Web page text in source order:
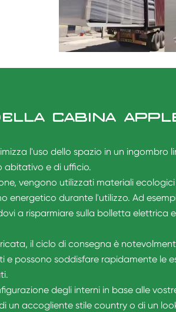
CABINA
l'uso dello spazio in un ingombro
abitativo e di ufficio.
vengono utilizzati materiali
energetico durante l'utilizzo. Ad
a risparmiare sulla bolletta elettrica
il ciclo di consegna è
possono soddisfare rapidamente le
degli interni in base alle
un accogliente stile country o di un